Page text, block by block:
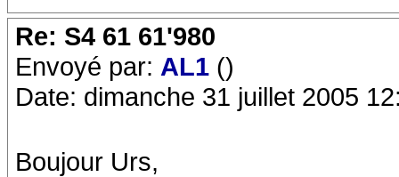
Re: S4 61 61'980
Envoyé par: AL1 ()
Date: dimanche 31 juillet 2005
Boujour Urs,